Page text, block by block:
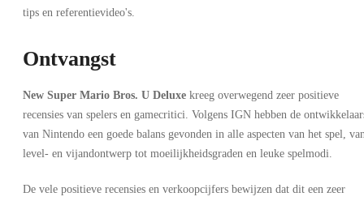
tips en referentievideo's.
Ontvangst
New Super Mario Bros. U Deluxe kreeg overwegend zeer positieve
recensies van spelers en gamecritici. Volgens IGN hebben de
van Nintendo een goede balans gevonden in alle aspecten van het spel,
level- en vijandontwerp tot moeilijkheidsgraden en leuke spelmodi.
De vele positieve recensies en verkoopcijfers bewijzen dat dit een zeer